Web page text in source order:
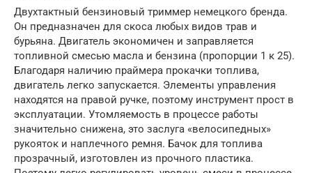
Двухтактный бензиновый триммер немецкого бренда.
Он предназначен для скоса любых видов трав и
бурьяна. Двигатель экономичен и заправляется
топливной смесью масла и бензина (пропорции 1 к 25).
Благодаря наличию праймера прокачки топлива,
двигатель легко запускается. Элементы управления
находятся на правой ручке, поэтому инструмент прост в
эксплуатации. Утомляемость в процессе работы
значительно снижена, это заслуга «велосипедных»
рукояток и наплечного ремня. Бачок для топлива
прозрачный, изготовлен из прочного пластика.